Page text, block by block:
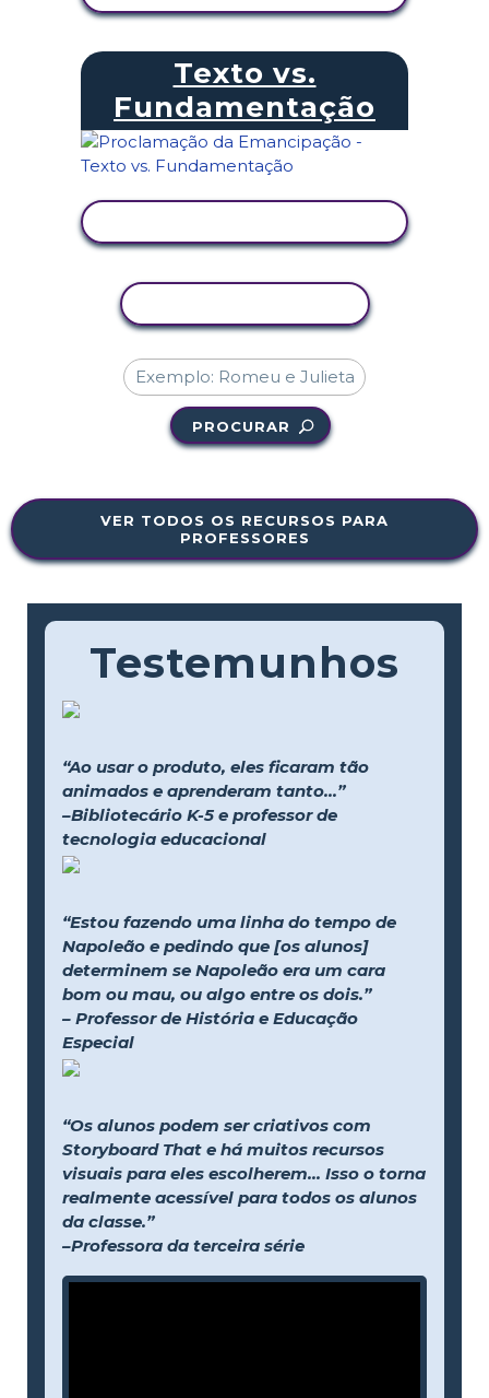
Texto vs.
Fundamentação
PROCURAR
VER TODOS OS RECURSOS PARA
PROFESSORES
Testemunhos
“Ao usar o produto, eles ficaram tão
animados e aprenderam tanto...”
–Bibliotecário K-5 e professor de
tecnologia educacional
“Estou fazendo uma linha do tempo de
Napoleão e pedindo que [os alunos]
determinem se Napoleão era um cara
bom ou mau, ou algo entre os dois.”
– Professor de História e Educação
Especial
“Os alunos podem ser criativos com
Storyboard That e há muitos recursos
visuais para eles escolherem... Isso o torna
realmente acessível para todos os alunos
da classe.”
–Professora da terceira série